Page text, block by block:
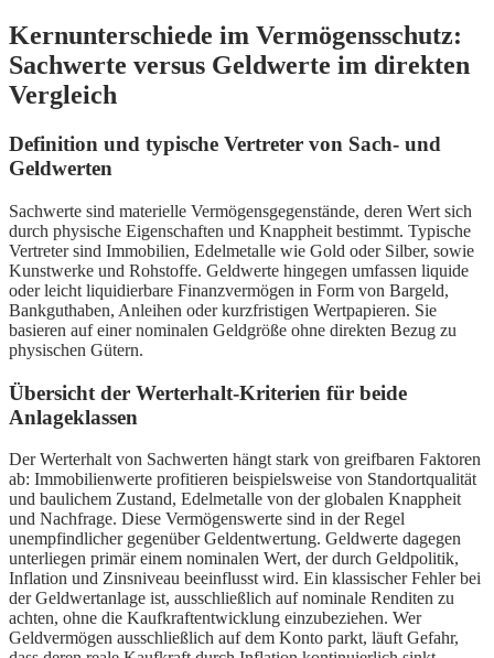
Kernunterschiede im Vermögensschutz:
Sachwerte versus Geldwerte im direkten
Vergleich
Definition und typische Vertreter von Sach- und
Geldwerten
Sachwerte sind materielle Vermögensgegenstände, deren Wert sich
durch physische Eigenschaften und Knappheit bestimmt. Typische
Vertreter sind Immobilien, Edelmetalle wie Gold oder Silber, sowie
Kunstwerke und Rohstoffe. Geldwerte hingegen umfassen liquide
oder leicht liquidierbare Finanzvermögen in Form von Bargeld,
Bankguthaben, Anleihen oder kurzfristigen Wertpapieren. Sie
basieren auf einer nominalen Geldgröße ohne direkten Bezug zu
physischen Gütern.
Übersicht der Werterhalt-Kriterien für beide
Anlageklassen
Der Werterhalt von Sachwerten hängt stark von greifbaren Faktoren
ab: Immobilienwerte profitieren beispielsweise von Standortqualität
und baulichem Zustand, Edelmetalle von der globalen Knappheit
und Nachfrage. Diese Vermögenswerte sind in der Regel
unempfindlicher gegenüber Geldentwertung. Geldwerte dagegen
unterliegen primär einem nominalen Wert, der durch Geldpolitik,
Inflation und Zinsniveau beeinflusst wird. Ein klassischer Fehler bei
der Geldwertanlage ist, ausschließlich auf nominale Renditen zu
achten, ohne die Kaufkraftentwicklung einzubeziehen. Wer
Geldvermögen ausschließlich auf dem Konto parkt, läuft Gefahr,